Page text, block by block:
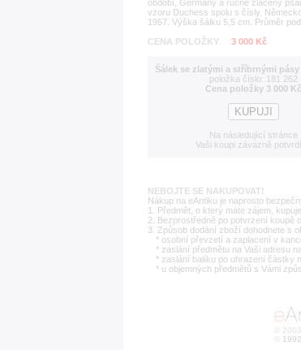
období, Germany a ručně zlacený
vzoru Duchess spolu s čísly.
1957. Výška šálku 5,5 cm. Průměr
CENA POLOŽKY
3 000 Kč
Šálek se zlatými a stříbrnými
položka číslo: 181 262
Cena položky 3 000 Kč
Na následující stránce
Vaši koupi závazně
NEBOJTE SE NAKUPOVAT!
Nákup na eAntiku je naprosto
1. Předmět, o který máte zájem,
2. Bezprostředně po potvrzení koupě
3. Způsob dodání zboží dohodnete s
* osobní převzetí a zaplacení v
* zaslání předmětu na Vaši adresu
* zaslání balíku po uhrazení částky
* u objemných předmětů s Vámi
©